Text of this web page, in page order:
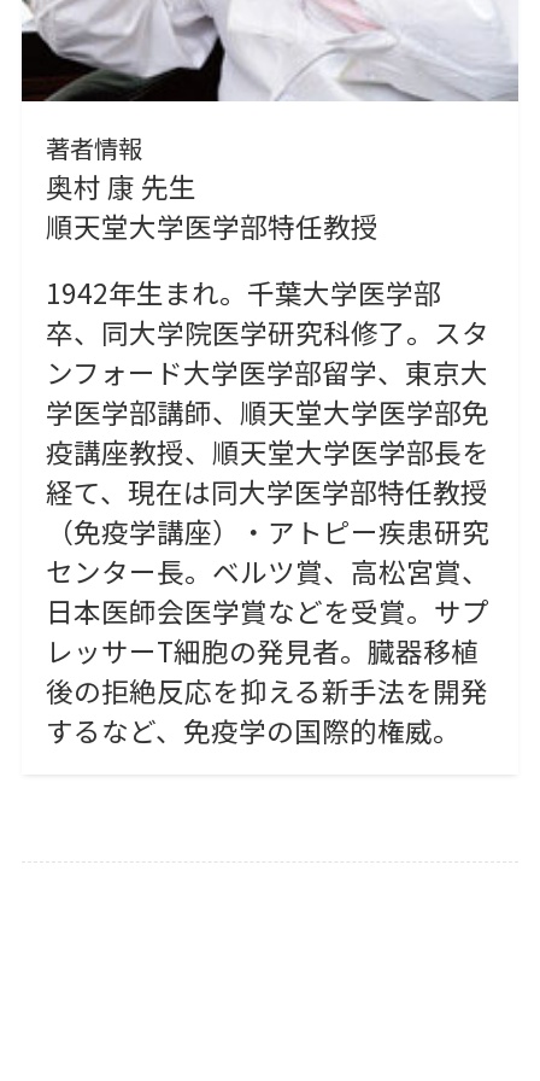
著者情報
奥村 康 先生
順天堂大学医学部特任教授
1942年生まれ。千葉大学医学部
卒、同大学院医学研究科修了。スタ
ンフォード大学医学部留学、東京大
学医学部講師、順天堂大学医学部免
疫講座教授、順天堂大学医学部長を
経て、現在は同大学医学部特任教授
（免疫学講座）・アトピー疾患研究
センター長。ベルツ賞、高松宮賞、
日本医師会医学賞などを受賞。サプ
レッサーT細胞の発見者。臓器移植
後の拒絶反応を抑える新手法を開発
するなど、免疫学の国際的権威。